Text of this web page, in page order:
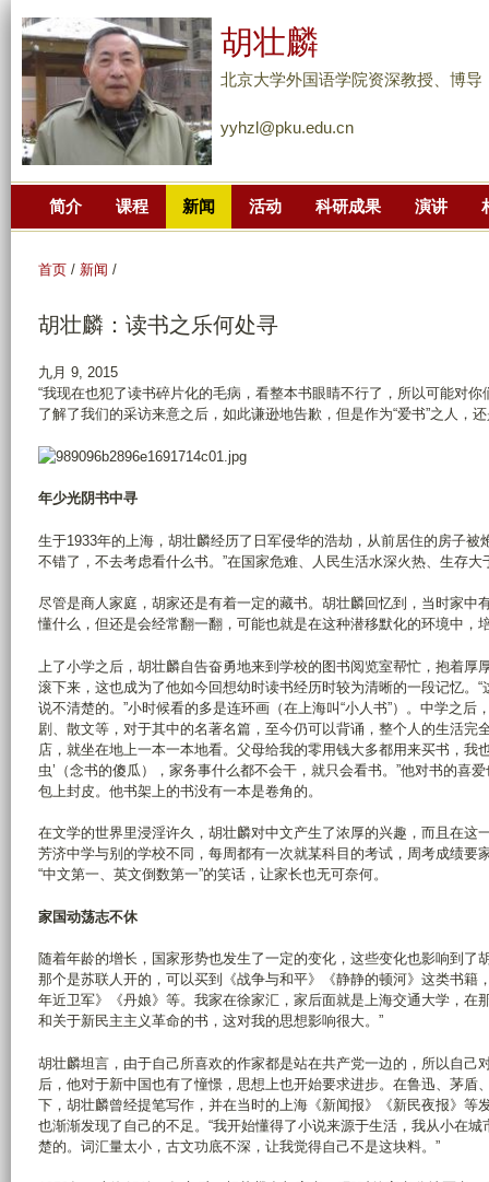
到
主
胡壮麟
北京大学外国语学院资深教授、博导
yyhzl@pku.edu.cn
简介 课程 新闻 活动 科研成果 演讲
首页 / 新闻 /
胡壮麟：读书之乐何处寻
九月 9, 2015
“我现在也犯了读书碎片化的毛病，看整本书眼睛不行了，所以可能对
了解了我们的采访来意之后，如此谦逊地告歉，但是作为“爱书”之人，
年少光阴书中寻
生于1933年的上海，胡壮麟经历了日军侵华的浩劫，从前居住的房子
不错了，不去考虑看什么书。”在国家危难、人民生活水深火热、生存
尽管是商人家庭，胡家还是有着一定的藏书。胡壮麟回忆到，当时家中
懂什么，但还是会经常翻一翻，可能也就是在这种潜移默化的环境中，
上了小学之后，胡壮麟自告奋勇地来到学校的图书阅览室帮忙，抱着
滚下来，这也成为了他如今回想幼时读书经历时较为清晰的一段记忆。
说不清楚的。”小时候看的多是连环画（在上海叫“小人书”）。中学之
剧、散文等，对于其中的名著名篇，至今仍可以背诵，整个人的生活完
店，就坐在地上一本一本地看。父母给我的零用钱大多都用来买书，我
虫’（念书的傻瓜），家务事什么都不会干，就只会看书。”他对书的喜
包上封皮。他书架上的书没有一本是卷角的。
在文学的世界里浸淫许久，胡壮麟对中文产生了浓厚的兴趣，而且在这
芳济中学与别的学校不同，每周都有一次就某科目的考试，周考成绩要
“中文第一、英文倒数第一”的笑话，让家长也无可奈何。
家国动荡志不休
随着年龄的增长，国家形势也发生了一定的变化，这些变化也影响到了
那个是苏联人开的，可以买到《战争与和平》《静静的顿河》这类书籍
年近卫军》《丹娘》等。我家在徐家汇，家后面就是上海交通大学，在
和关于新民主主义革命的书，这对我的思想影响很大。”
胡壮麟坦言，由于自己所喜欢的作家都是站在共产党一边的，所以自己
后，他对于新中国也有了憧憬，思想上也开始要求进步。在鲁迅、茅
下，胡壮麟曾经提笔写作，并在当时的上海《新闻报》《新民夜报》等
也渐渐发现了自己的不足。“我开始懂得了小说来源于生活，我从小在
楚的。词汇量太小，古文功底不深，让我觉得自己不是这块料。”